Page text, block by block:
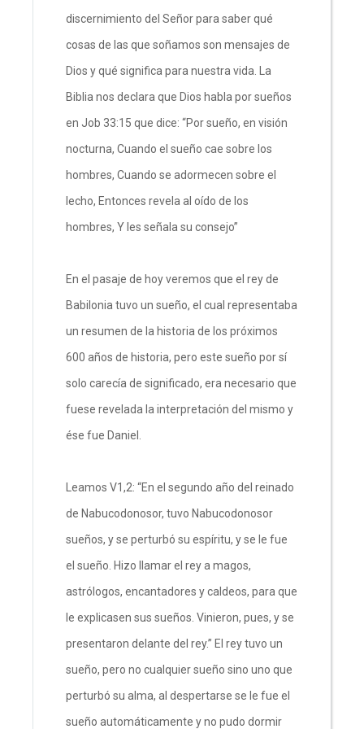
discernimiento del Señor para saber qué
cosas de las que soñamos son mensajes de
Dios y qué significa para nuestra vida. La
Biblia nos declara que Dios habla por sueños
en Job 33:15 que dice: “Por sueño, en visión
nocturna, Cuando el sueño cae sobre los
hombres, Cuando se adormecen sobre el
lecho, Entonces revela al oído de los
hombres, Y les señala su consejo”
En el pasaje de hoy veremos que el rey de
Babilonia tuvo un sueño, el cual representaba
un resumen de la historia de los próximos
600 años de historia, pero este sueño por sí
solo carecía de significado, era necesario que
fuese revelada la interpretación del mismo y
ése fue Daniel.
Leamos V1,2: “En el segundo año del reinado
de Nabucodonosor, tuvo Nabucodonosor
sueños, y se perturbó su espíritu, y se le fue
el sueño. Hizo llamar el rey a magos,
astrólogos, encantadores y caldeos, para que
le explicasen sus sueños. Vinieron, pues, y se
presentaron delante del rey.” El rey tuvo un
sueño, pero no cualquier sueño sino uno que
perturbó su alma, al despertarse se le fue el
sueño automáticamente y no pudo dormir